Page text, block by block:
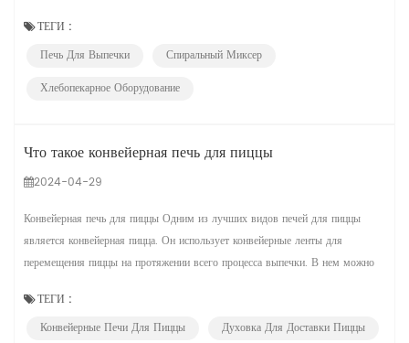
достижения в области духовых технологий. Вот несколько фотографий с
нашего выставочного сайта. Продолжайте приветствовать всех желающих
ТЕГИ :
Печь Для Выпечки
Спиральный Миксер
Хлебопекарное Оборудование
Что такое конвейерная печь для пиццы
2024-04-29
Конвейерная печь для пиццы Одним из лучших видов печей для пиццы
является конвейерная пицца. Он использует конвейерные ленты для
перемещения пиццы на протяжении всего процесса выпечки. В нем можно
благодаря способности равномерно распределять тепло по всей камере и
обеспечивать постоянную температуру. Конвейерные печи для пиццы им...
ТЕГИ :
Конвейерные Печи Для Пиццы
Духовка Для Доставки Пиццы